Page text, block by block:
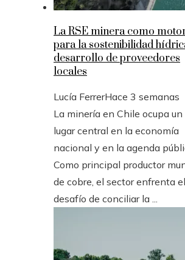
La RSE minera como
para la sostenibilidad
desarrollo de proveedores
locales
Lucía FerrerHace 3 semanas
La minería en Chile ocupa un
lugar central en la economía
nacional y en la agenda
Como principal productor
de cobre, el sector enfrenta el
desafío de conciliar la ...